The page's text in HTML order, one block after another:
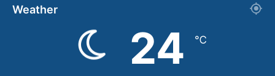
Weather
24 ℃